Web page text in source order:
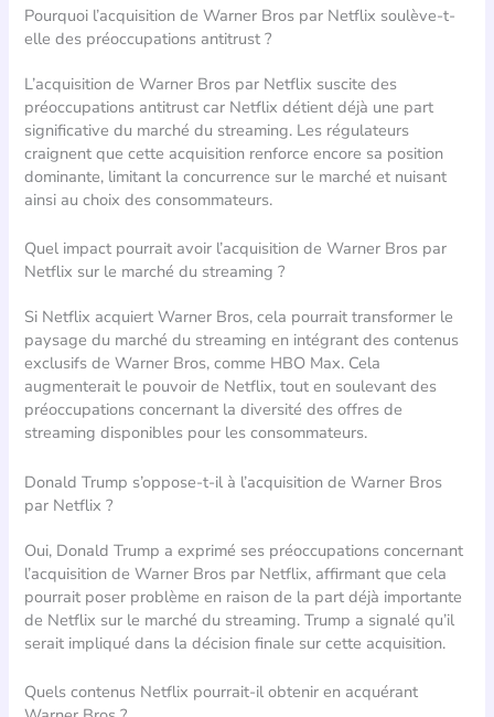
Pourquoi l’acquisition de Warner Bros par Netflix soulève-t-
elle des préoccupations antitrust ?
L’acquisition de Warner Bros par Netflix suscite des
préoccupations antitrust car Netflix détient déjà une part
significative du marché du streaming. Les régulateurs
craignent que cette acquisition renforce encore sa position
dominante, limitant la concurrence sur le marché et nuisant
ainsi au choix des consommateurs.
Quel impact pourrait avoir l’acquisition de Warner Bros par
Netflix sur le marché du streaming ?
Si Netflix acquiert Warner Bros, cela pourrait transformer le
paysage du marché du streaming en intégrant des contenus
exclusifs de Warner Bros, comme HBO Max. Cela
augmenterait le pouvoir de Netflix, tout en soulevant des
préoccupations concernant la diversité des offres de
streaming disponibles pour les consommateurs.
Donald Trump s’oppose-t-il à l’acquisition de Warner Bros
par Netflix ?
Oui, Donald Trump a exprimé ses préoccupations concernant
l’acquisition de Warner Bros par Netflix, affirmant que cela
pourrait poser problème en raison de la part déjà importante
de Netflix sur le marché du streaming. Trump a signalé qu’il
serait impliqué dans la décision finale sur cette acquisition.
Quels contenus Netflix pourrait-il obtenir en acquérant